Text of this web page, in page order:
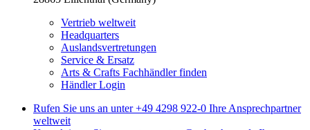
Vertrieb weltweit
Headquarters
Auslandsvertretungen
Service & Ersatz
Arts & Crafts Fachhändler finden
Händler Login
Rufen Sie uns an unter +49 4298 922-0 Ihre Ansprechpartner
weltweit